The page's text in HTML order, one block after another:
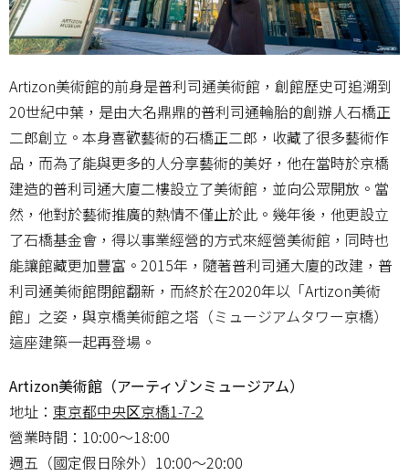
Artizon美術館的前身是普利司通美術館，創館歷史可追溯到
20世紀中葉，是由大名鼎鼎的普利司通輪胎的創辦人石橋正
二郎創立。本身喜歡藝術的石橋正二郎，收藏了很多藝術作
品，而為了能與更多的人分享藝術的美好，他在當時於京橋
建造的普利司通大廈二樓設立了美術館，並向公眾開放。當
然，他對於藝術推廣的熱情不僅止於此。幾年後，他更設立
了石橋基金會，得以事業經營的方式來經營美術館，同時也
能讓館藏更加豐富。2015年，隨著普利司通大廈的改建，普
利司通美術館閉館翻新，而終於在2020年以「Artizon美術
館」之姿，與京橋美術館之塔（ミュージアムタワー京橋）
這座建築一起再登場。
Artizon美術館（アーティゾンミュージアム）
地址： 東京都中央区京橋1-7-2
營業時間：10:00～18:00
週五（國定假日除外）10:00～20:00